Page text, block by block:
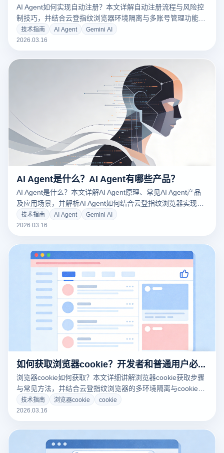
AI Agent如何实现自动注册？本文详解自动注册流程与风险控
制技巧，并结合云登指纹浏览器环境隔离与多账号管理功能，
帮助提升注册稳定性与运营效率。
技术指南 AI Agent
Gemini AI
2026.03.16
AI Agent是什么？AI Agent有哪些产品？
AI Agent是什么？本文详解AI Agent原理、常见AI Agent产品
及应用场景，并解析AI Agent如何结合云登指纹浏览器实现多
账号自动化与安全管理。
技术指南 AI Agent
Gemini AI
2026.03.16
如何获取浏览器cookie？开发者和普通用户必看的操作步骤
浏览器cookie如何获取？本文详细讲解浏览器cookie获取步骤
与常见方法，并结合云登指纹浏览器的多环境隔离与cookie管
理功能，帮助开发者和普通用户高效管理账号数据。
技术指南 浏览器cookie
cookie
2026.03.16